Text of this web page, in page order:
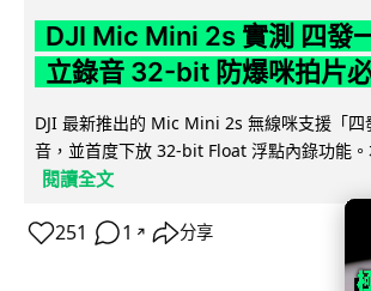
DJI Mic Mini 2s 實測 四發
立錄音 32-bit 防爆咪拍片
DJI 最新推出的 Mic Mini 2s 無線咪支援「四
音，並首度下放 32-bit Float 浮點內錄功能
閱讀全文
251 1 ↗ 分享